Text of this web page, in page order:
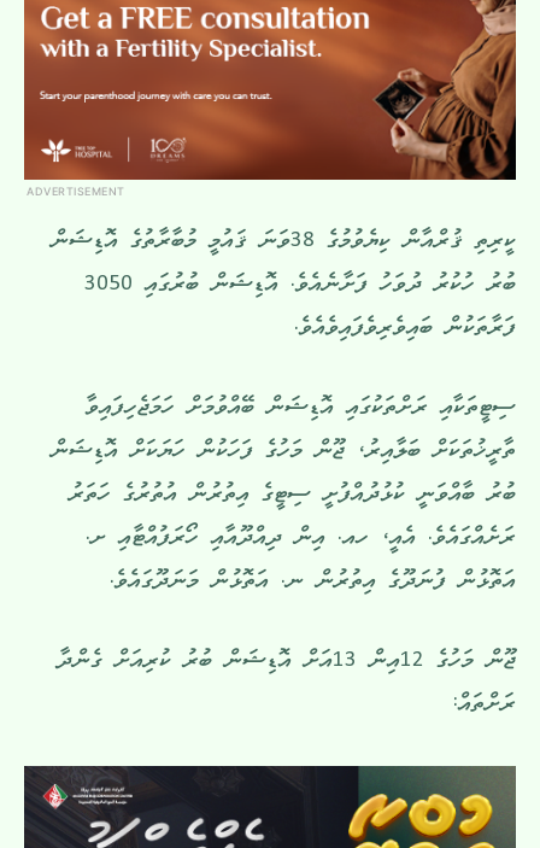
ADVERTISEMENT
ކީރިތި ޤުރްއާން ކިޔެވުމުގެ 38ވަނަ ޤައުމީ މުބާރާތުގެ އޮޑިޝަން
ބުރު ހުކުރު ދުވަހު ފަށާނެއެވެ. އޮޑިޝަން ބުރުގައި 3050
ފަރާތަކުން ބައިވެރިވެފައިވެއެވެ.
ސިޓީތަކާއި ރަށްތަކުގައި އޮޑިޝަން ބޭއްވުމަށް ހަމަޖެހިފައިވާ
ތާރީޚުތަކަށް ބަލާއިރު، ޖޫން މަހުގެ ފަހަކުން ހަޔަކަށް އޮޑިޝަން
ބުރު ބާއްވަނީ ކުޅުދުއްފުށީ ސިޓީގެ އިތުރުން އުތުރުގެ ހަތަރު
ރަށެއްގައެވެ. އެއީ، ހއ. އިން ދިއްދޫއާއި ހޯރަފުއްޓާއި ށ.
އަތޮޅުން ފުނަދޫގެ އިތުރުން ނ. އަތޮޅުން މަނަދޫގައެވެ.
ޖޫން މަހުގެ 12އިން 13އަށް އޮޑިޝަން ބުރު ކުރިއަށް ގެންދާ
ރަށްތައް: